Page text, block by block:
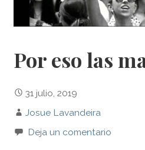
Por eso las
31 julio, 2019
Josue Lavandeira
Deja un comentario